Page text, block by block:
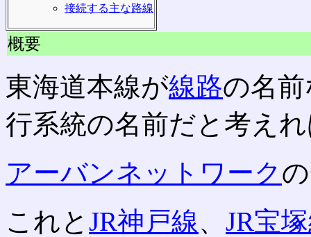
接続する主な路線
概要
東海道本線が線路の名
行系統の名前だと考え
アーバンネットワーク
これと JR神戸線、 JR宝